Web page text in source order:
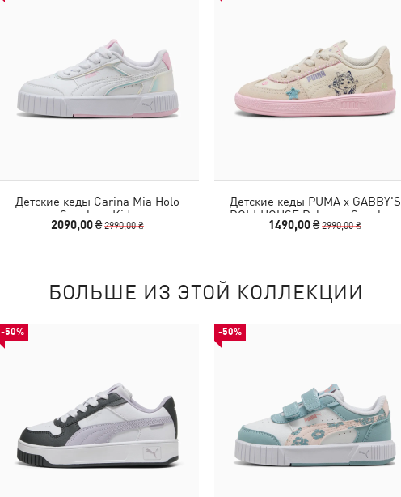
Детские кеды Carina Mia Holo
Sneakers Kids
2090,00 ₴2990,00 ₴
Детские кеды PUMA x GABBY'S
DOLLHOUSE Palermo Sneakers
Toddlers
1490,00 ₴2990,00 ₴
БОЛЬШЕ ИЗ ЭТОЙ КОЛЛЕКЦИИ
-50% -50%